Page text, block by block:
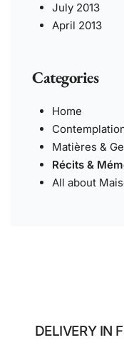
July 2013
April 2013
Categories
Home
Matières &
Récits &
All about
DELIVERY IN